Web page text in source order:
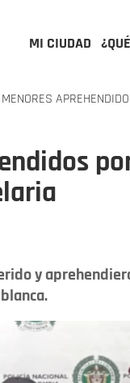
MI CIUDAD
y